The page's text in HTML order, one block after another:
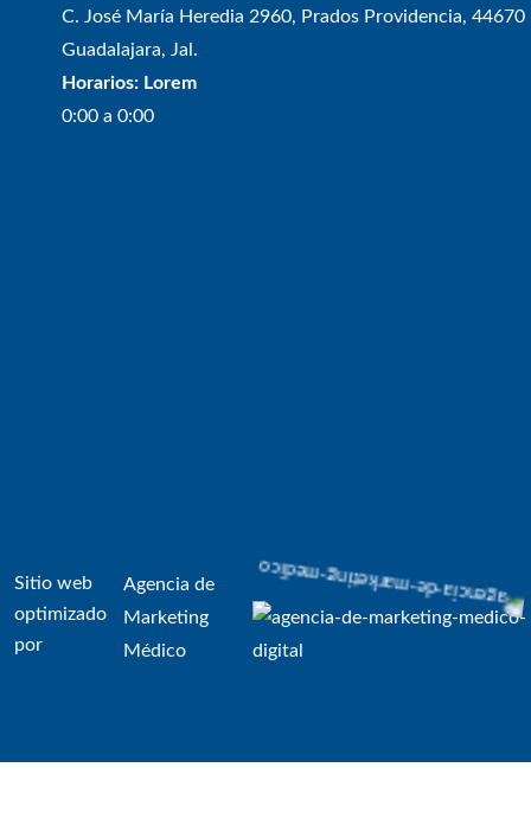
C. José María Heredia 2960, Prados Providencia, 44670
Guadalajara, Jal.
Horarios: Lorem
0:00 a 0:00
Sitio web
optimizado
por
Agencia de
Marketing
Médico